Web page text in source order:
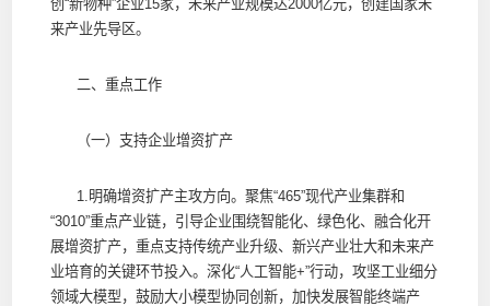
创“新物种”企业15家，未来产业规模达2000亿元，创建国家未
来产业先导区。
二、重点工作
（一）支持企业增资扩产
1.明确增资扩产主攻方向。聚焦“465”现代产业集群和
“3010”重点产业链，引导企业围绕智能化、绿色化、融合化开
展增资扩产，重点支持传统产业升级、新兴产业壮大和未来产
业培育的关键环节投入。深化“人工智能+”行动，攻坚工业细分
领域大模型，鼓励大小模型协同创新，加快发展智能终端产